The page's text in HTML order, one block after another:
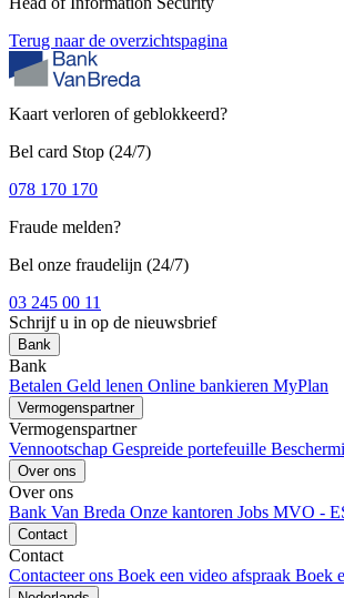
Terug naar de overzichtspagina
Kaart verloren of geblokkeerd?
Bel card Stop (24/7)
078 170 170
Fraude melden?
Bel onze fraudelijn (24/7)
03 245 00 11
Schrijf u in op de nieuwsbrief
Bank
Bank
Betalen Geld lenen Online bankieren MyPlan
Vermogenspartner
Vermogenspartner
Vennootschap Gespreide portefeuille
Over ons
Over ons
Bank Van Breda Onze kantoren Jobs MVO -
Contact
Contact
Contacteer ons Boek een video afspraak Boek